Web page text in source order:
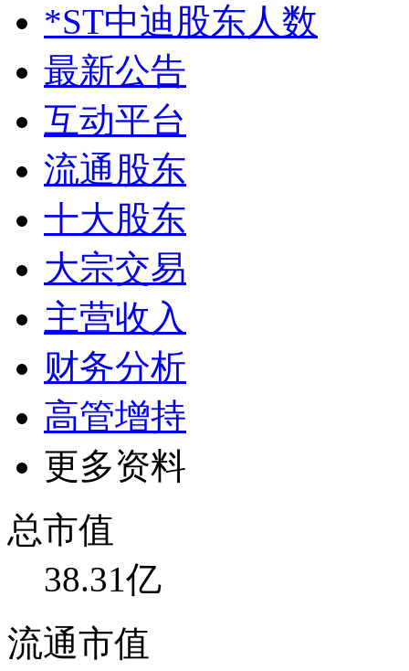
*ST中迪股东人数
最新公告
互动平台
流通股东
十大股东
大宗交易
主营收入
财务分析
高管增持
更多资料
总市值
38.31亿
流通市值